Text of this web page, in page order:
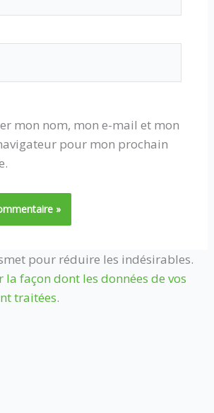
mon nom, mon e-mail et mon
pour mon prochain
pour réduire les indésirables.
la façon dont les données de vos
traitées.